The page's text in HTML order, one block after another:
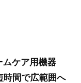
ムケア用機器
時間で広範囲へ